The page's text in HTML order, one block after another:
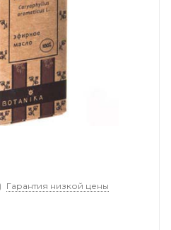
Гарантия низкой цены